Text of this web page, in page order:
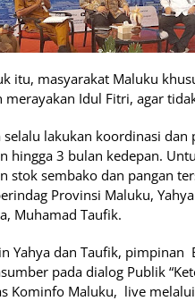
itu, masyarakat Maluku
merayakan Idul Fitri, agar
selalu lakukan koordinasi
hingga 3 bulan kedepan.
stok sembako dan pangan
Provinsi Maluku,
Muhamad Taufik.
Yahya dan Taufik,
pada dialog Publik
Kominfo Maluku, live melalui